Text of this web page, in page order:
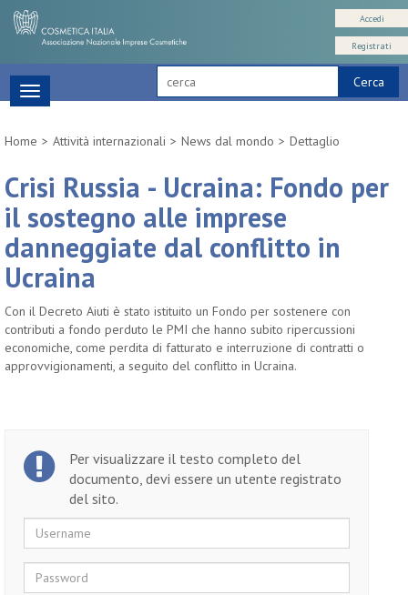
Cerca
Accedi
Registrati
Toggle
navigation
Home
Attività internazionali News dal mondo Dettaglio
Crisi Russia - Ucraina: Fondo per
il sostegno alle imprese
danneggiate dal conflitto in
Ucraina
Con il Decreto Aiuti è stato istituito un Fondo per sostenere con
contributi a fondo perduto le PMI che hanno subito ripercussioni
economiche, come perdita di fatturato e interruzione di contratti o
approvvigionamenti, a seguito del conflitto in Ucraina.
Per visualizzare il testo completo del
documento, devi essere un utente registrato
del sito.
Username
Password